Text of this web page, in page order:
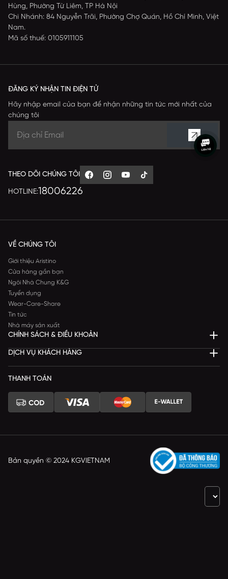
Hùng, Phường Từ Liêm, TP Hà Nội
Chi Nhánh: 84 Nguyễn Trãi, Phường Chợ Quán, Hồ Chí Minh, Việt
Nam.
Mã số thuế: 0105911105
ĐĂNG KÝ NHẬN TIN ĐIỆN TỬ
Hãy nhập email của bạn để nhận những tin tức mới nhất của
chúng tôi
THEO DÕI CHÚNG TÔI
HOTLINE:18006226
VỀ CHÚNG TÔI
Giới thiệu Aristino
Cửa hàng gần bạn
Ngôi Nhà Chung K&G
Tuyển dụng
Wear-Care-Share
Tin tức
Nhà máy sản xuất
CHÍNH SÁCH & ĐIỀU KHOẢN
DỊCH VỤ KHÁCH HÀNG
THANH TOÁN
Bản quyền © 2024 KGVIETNAM